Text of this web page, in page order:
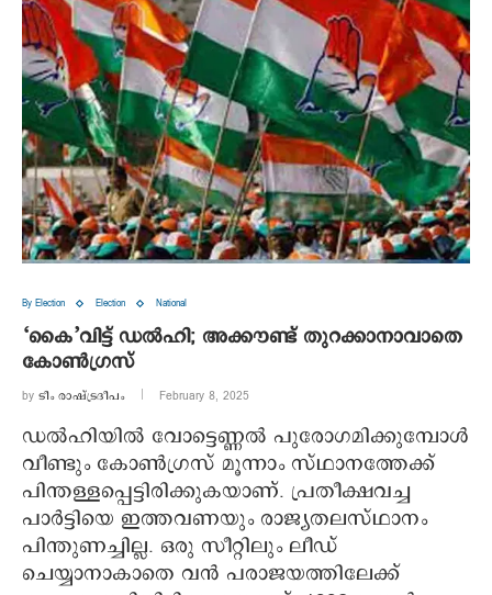
By Election Election National
‘കൈ’വിട്ട് ഡൽഹി; അക്കൗണ്ട് തുറക്കാനാവാതെ
കോൺഗ്രസ്
by ടീം രാഷ്ട്രദീപം February 8, 2025
ഡൽ​ഹിയിൽ വോട്ടെണ്ണൽ പുരോ​ഗമിക്കുമ്പോൾ
വീണ്ടും കോൺ​ഗ്രസ് മൂന്നാം സ്ഥാനത്തേക്ക്
പിന്തള്ളപ്പെട്ടിരിക്കുകയാണ്. പ്രതീക്ഷവച്ച
പാർട്ടിയെ ഇത്തവണയും രാജ്യതലസ്ഥാനം
പിന്തുണച്ചില്ല. ഒരു സീറ്റിലും ലീഡ്
ചെയ്യാനാകാതെ വൻ പരാജയത്തിലേക്ക്